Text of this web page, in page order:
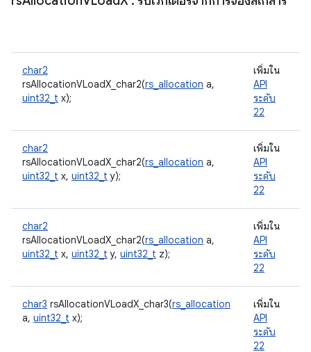
char2
rsAllocationVLoadX_char2(rs_allocation a,
uint32_t x);
เพิ่มใน
API
ระดับ
22
char2
rsAllocationVLoadX_char2(rs_allocation a,
uint32_t x, uint32_t y);
เพิ่มใน
API
ระดับ
22
char2
rsAllocationVLoadX_char2(rs_allocation a,
uint32_t x, uint32_t y, uint32_t z);
เพิ่มใน
API
ระดับ
22
char3 rsAllocationVLoadX_char3(rs_allocation
a, uint32_t x);
เพิ่มใน
API
ระดับ
22